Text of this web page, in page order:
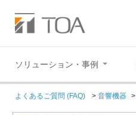
ソリューション・事例
よくあるご質問 (FAQ) > 音響機器 >